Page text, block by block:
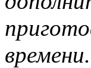
времени.